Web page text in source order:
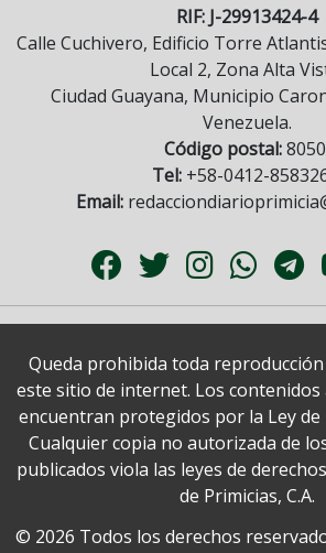
RIF: J-29913424-4
Calle Cuchivero, Edificio Torre
Local 2, Zona Alta
Ciudad Guayana, Municipio
Venezuela.
Código postal:
Tel:+58-0412-
Email:
Queda prohibida toda
este sitio de internet. Los contenidos
encuentran protegidos por la Ley de
Cualquier copia no autorizada de
publicados viola las leyes de
de Primicias, C.A.
© 2026 Todos los derechos